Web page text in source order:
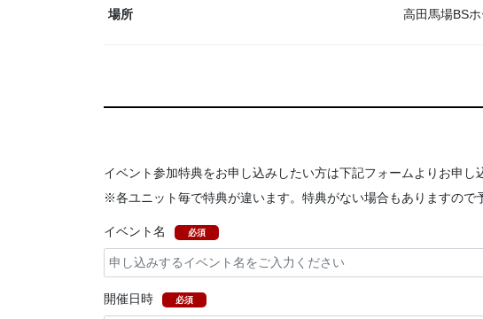
場所 高田馬場BS
イベント参加特典をお申し込みしたい方は下記フォームよりお申し
※各ユニット毎で特典が違います。特典がない場合もありますので
イベント名 必須
開催日時 必須